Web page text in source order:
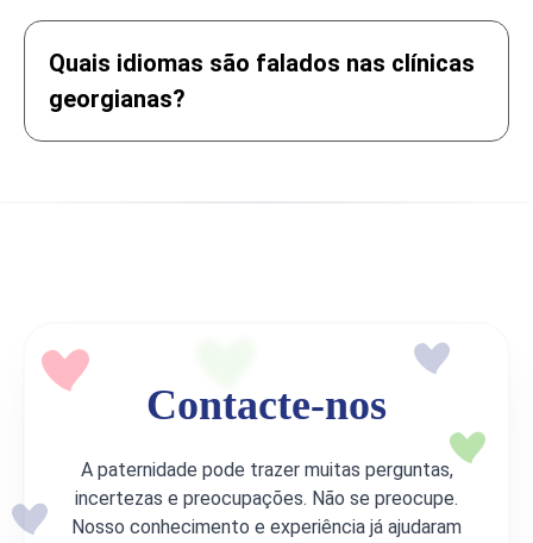
Quais idiomas são falados nas clínicas
georgianas?
Contacte-nos
A paternidade pode trazer muitas perguntas,
incertezas e preocupações. Não se preocupe.
Nosso conhecimento e experiência já ajudaram